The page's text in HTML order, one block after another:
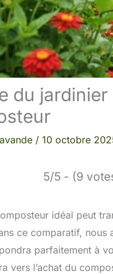
du jardinier
/ 10 octobre
5/5 - (9
idéal peut
ce comparatif, nous
parfaitement à
vers l’achat du